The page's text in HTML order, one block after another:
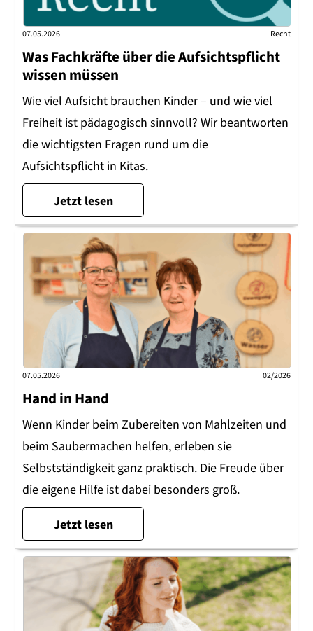
07.05.2026 Recht
Was Fachkräfte über die Aufsichtspflicht
wissen müssen
Wie viel Aufsicht brauchen Kinder – und wie viel
Freiheit ist pädagogisch sinnvoll? Wir beantworten
die wichtigsten Fragen rund um die
Aufsichtspflicht in Kitas.
Jetzt lesen
07.05.2026 02/2026
Hand in Hand
Wenn Kinder beim Zubereiten von Mahlzeiten und
beim Saubermachen helfen, erleben sie
Selbstständigkeit ganz praktisch. Die Freude über
die eigene Hilfe ist dabei besonders groß.
Jetzt lesen